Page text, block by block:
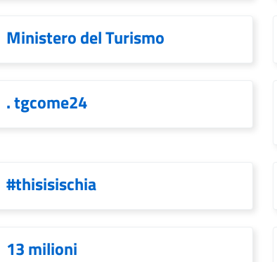
Ministero del Turismo
. tgcome24
#thisisischia
13 milioni